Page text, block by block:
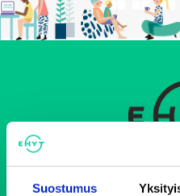
SuostumusEhkäisevä